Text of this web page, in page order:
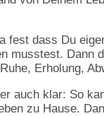
fest dass Du
musstest. Dann
Erholung,
auch klar: So
zu Hause.